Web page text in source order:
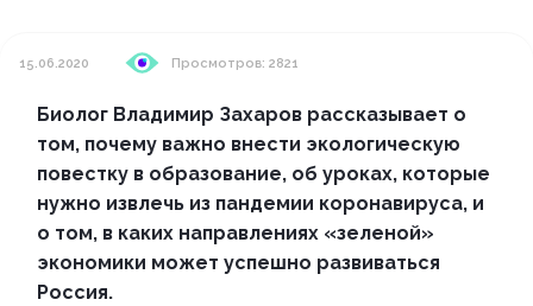
15.06.2020 Просмотров: 2821
Биолог Владимир Захаров рассказывает о
том, почему важно внести экологическую
повестку в образование, об уроках, которые
нужно извлечь из пандемии коронавируса, и
о том, в каких направлениях «зеленой»
экономики может успешно развиваться
Россия.